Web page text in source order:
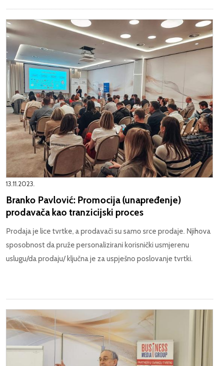
13.11.2023.
Branko Pavlović: Promocija (unapređenje)
prodavača kao tranzicijski proces
Prodaja je lice tvrtke, a prodavači su samo srce prodaje. Njihova
sposobnost da pruže personalizirani korisnički usmjerenu
uslugu/da prodaju/ ključna je za uspješno poslovanje tvrtki.